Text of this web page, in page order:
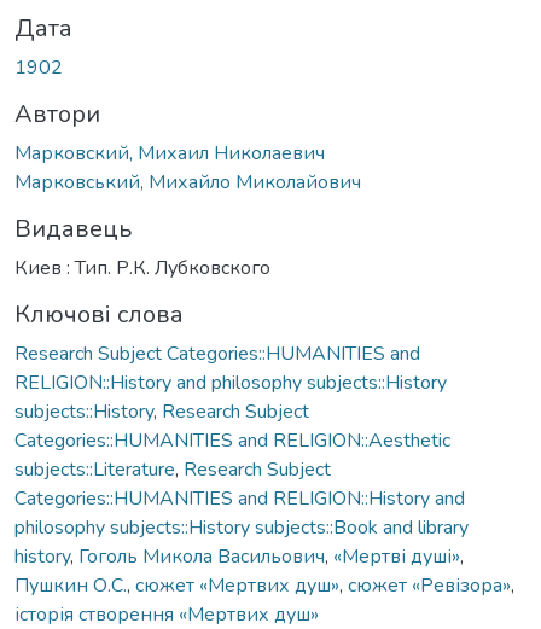
Дата
1902
Автори
Марковский, Михаил Николаевич
Марковський, Михайло Миколайович
Видавець
Киев : Тип. Р.К. Лубковского
Ключові слова
Research Subject Categories::HUMANITIES and
RELIGION::History and philosophy subjects::History
subjects::History, Research Subject
Categories::HUMANITIES and RELIGION::Aesthetic
subjects::Literature, Research Subject
Categories::HUMANITIES and RELIGION::History and
philosophy subjects::History subjects::Book and library
history, Гоголь Микола Васильович, «Мертві душі»,
Пушкин О.С., сюжет «Мертвих душ», сюжет «Ревізора»,
історія створення «Мертвих душ»